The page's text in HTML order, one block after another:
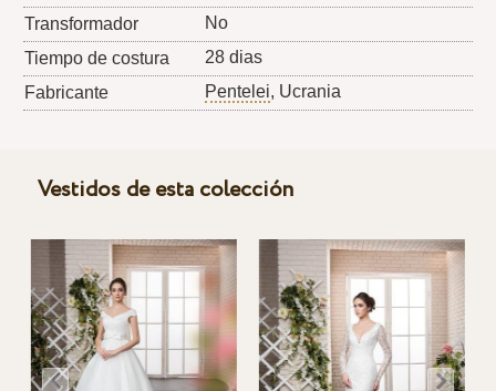
Transformador
No
Tiempo de costura
28 dias
Fabricante
Pentelei, Ucrania
Vestidos de esta colección